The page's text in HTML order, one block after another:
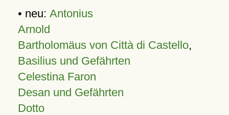
• neu: Antonius
Arnold
Bartholomäus von Città di Castello,
Basilius und Gefährten
Celestina Faron
Desan und Gefährten
Dotto